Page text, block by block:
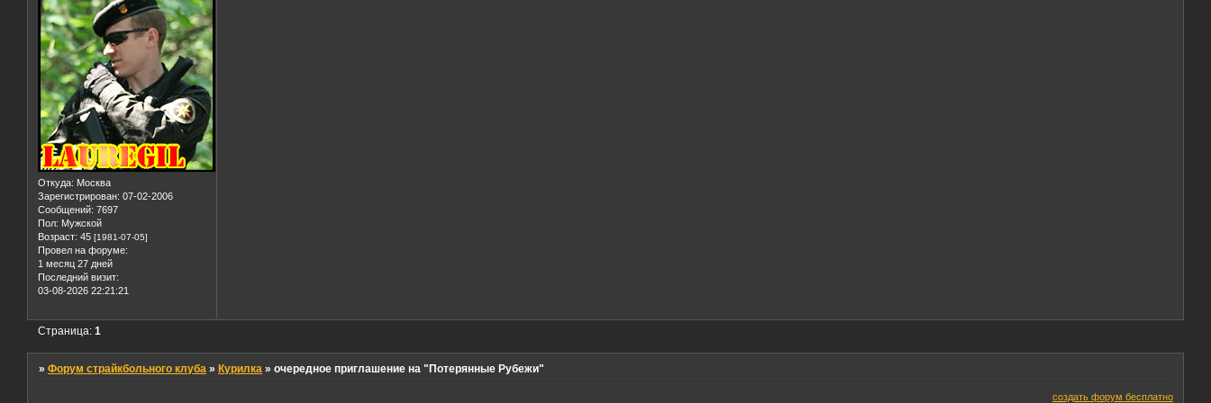
Откуда: Москва
Зарегистрирован: 07-02-2006
Сообщений: 7697
Пол: Мужской
Возраст: 45 [1981-07-05]
Провел на форуме:
1 месяц 27 дней
Последний визит:
03-08-2026 22:21:21
Страница:1
»Форум страйкбольного клуба »Курилка »очередное приглашение на "Потерянные Рубежи"
создать форум бесплатно